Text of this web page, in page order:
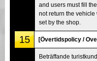
and users must fill
not return the vehicle
set by the shop.
15 [Övertidspolicy /
Beträffande